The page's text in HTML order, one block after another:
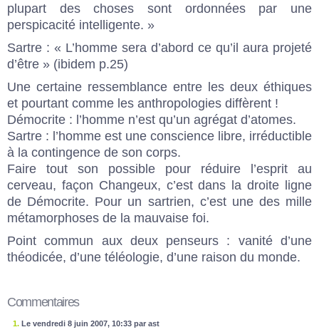
plupart des choses sont ordonnées par une
perspicacité intelligente. »
Sartre : « L’homme sera d’abord ce qu’il aura projeté
d’être » (ibidem p.25)
Une certaine ressemblance entre les deux éthiques
et pourtant comme les anthropologies diffèrent !
Démocrite : l’homme n’est qu’un agrégat d’atomes.
Sartre : l’homme est une conscience libre, irréductible
à la contingence de son corps.
Faire tout son possible pour réduire l’esprit au
cerveau, façon Changeux, c’est dans la droite ligne
de Démocrite. Pour un sartrien, c’est une des mille
métamorphoses de la mauvaise foi.
Point commun aux deux penseurs : vanité d’une
théodicée, d’une téléologie, d’une raison du monde.
Commentaires
1. Le vendredi 8 juin 2007, 10:33 par ast